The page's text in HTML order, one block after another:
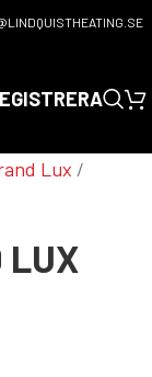
Lux /
LUX